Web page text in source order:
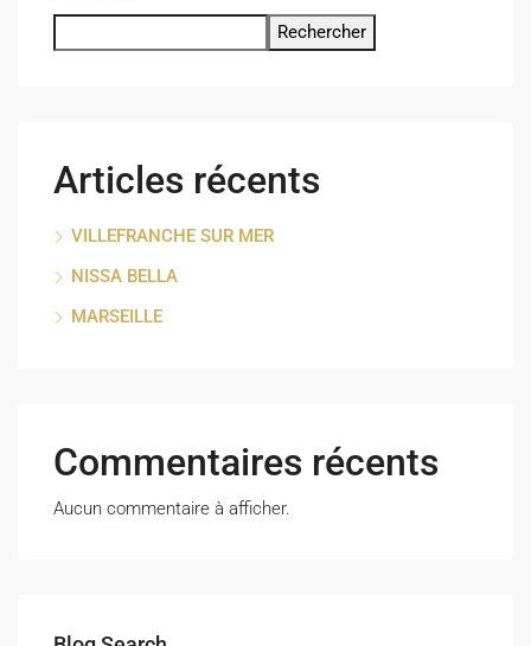
Rechercher
Articles récents
VILLEFRANCHE SUR MER
NISSA BELLA
MARSEILLE
Commentaires récents
Aucun commentaire à afficher.